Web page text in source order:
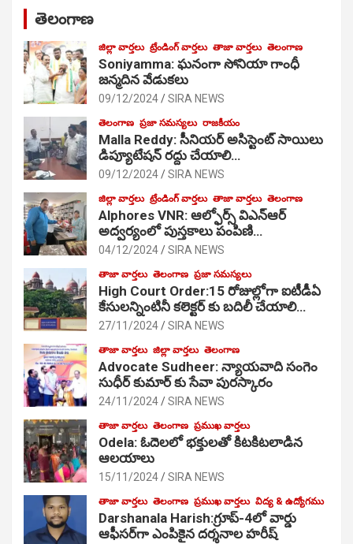
తెలంగాణ
జిల్లా వార్తలు ట్రేండింగ్ వార్తలు తాజా వార్తలు తెలంగాణ
Soniyamma: ఘ‌నంగా సోనియా గాంధీ
జ‌న్మ‌దిన వేడుక‌లు
09/12/2024 SIRA NEWS
తెలంగాణ ప్రజా సమస్యలు రాజకీయం
Malla Reddy: సీనియర్ అసిస్టెంట్ సాయిలు
డిప్యూటేషన్ రద్దు చేయాలి…
09/12/2024 SIRA NEWS
జిల్లా వార్తలు ట్రేండింగ్ వార్తలు తాజా వార్తలు తెలంగాణ
Alphores VNR: ఆల్ఫోర్స్ విఎన్ఆర్
అద్వర్యంలో పుస్తకాలు పంపిణి…
04/12/2024 SIRA NEWS
తాజా వార్తలు తెలంగాణ ప్రజా సమస్యలు
High Court Order:15 రోజుల్లోగా ఐటీడీఏ
కేసులన్నింటినీ కలెక్టర్ కు బదిలీ చేయాలి…
27/11/2024 SIRA NEWS
తాజా వార్తలు జిల్లా వార్తలు తెలంగాణ
Advocate Sudheer: న్యాయవాది సంగెం
సుధీర్ కుమార్ కు సేవా పురస్కారం
24/11/2024 SIRA NEWS
తాజా వార్తలు తెలంగాణ ప్రముఖ వార్తలు
Odela: ఓదెల‌లో భక్తులతో కిటకిటలాడిన
ఆల‌యాలు
15/11/2024 SIRA NEWS
తాజా వార్తలు తెలంగాణ ప్రముఖ వార్తలు విద్య & ఉద్యోగము
Darshanala Harish:గ్రూప్-4లో వార్డు
ఆఫీసర్‌గా ఎంపికైన దర్శనాల హరీష్